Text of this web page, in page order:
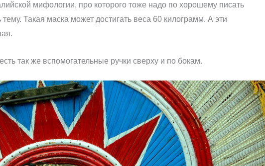
мифологии, про которого тоже надо по хорошему писать
Такая маска может достигать веса 60 килограмм. А эти
так же вспомогательные ручки сверху и по бокам.